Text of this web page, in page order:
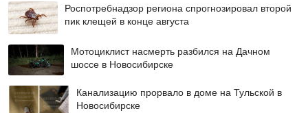
Роспотребнадзор региона спрогнозировал второй
пик клещей в конце августа
Мотоциклист насмерть разбился на Дачном
шоссе в Новосибирске
Канализацию прорвало в доме на Тульской в
Новосибирске